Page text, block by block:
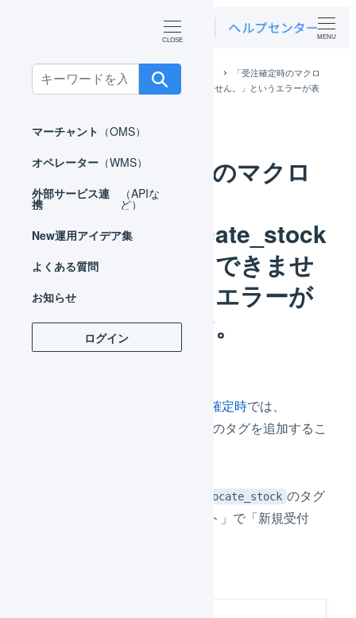
Search
for:
マーチャント （OMS）
オペレーター （WMS）
外部サービス連
携
（APIな
ど）
New運用アイデア集
よくある質問
お知らせ
ログイン
MENU
ホーム よくある質問 マーチャント
「受注確定時の​マクロ
ではdo_not_allocate_stock タグの​追加は​できません。​」と​いう​エラーが​表
「受注確定時の​マクロ
では
do_not_allocate_stock
タグの​追加は​できませ
ん。​」と​いう​エラーが​
表示されます。​
受注確定時では、​
の​タグを​追加する​こ
do_not_allocate_stock のタグ
を追加したい場合は、「イベント」で「新規受付